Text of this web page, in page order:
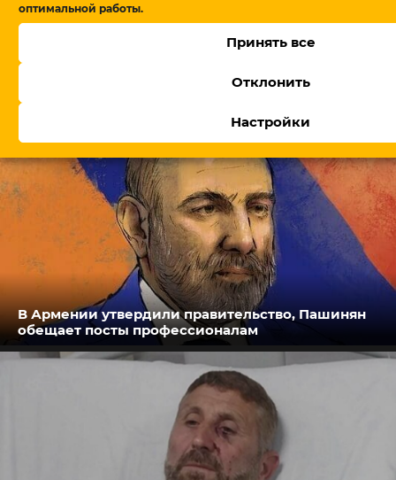
оптимальной работы.
Принять все
Отклонить
Настройки
От блокировки сайтов до соцсетей: как
В Армении утвердили правительство, Пашинян
обещает посты профессионалам